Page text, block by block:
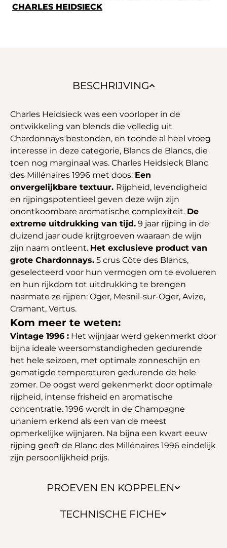
CHARLES HEIDSIECK
BESCHRIJVING
PROEVEN EN KOPPELEN
TECHNISCHE FICHE
Charles Heidsieck was een voorloper in de
ontwikkeling van blends die volledig uit
Chardonnays bestonden, en toonde al heel vroeg
interesse in deze categorie, Blancs de Blancs, die
toen nog marginaal was. Charles Heidsieck Blanc
des Millénaires 1996 met doos: Een
onvergelijkbare textuur. Rijpheid, levendigheid
en rijpingspotentieel geven deze wijn zijn
onontkoombare aromatische complexiteit. De
extreme uitdrukking van tijd. 9 jaar rijping in de
duizend jaar oude krijtgroeven waaraan de wijn
zijn naam ontleent. Het exclusieve product van
grote Chardonnays. 5 crus Côte des Blancs,
geselecteerd voor hun vermogen om te evolueren
en hun rijkdom tot uitdrukking te brengen
naarmate ze rijpen: Oger, Mesnil-sur-Oger, Avize,
Cramant, Vertus.
Kom meer te weten:
Vintage 1996 : Het wijnjaar werd gekenmerkt door
bijna ideale weersomstandigheden gedurende
het hele seizoen, met optimale zonneschijn en
gematigde temperaturen gedurende de hele
zomer. De oogst werd gekenmerkt door optimale
rijpheid, intense frisheid en aromatische
concentratie. 1996 wordt in de Champagne
unaniem erkend als een van de meest
opmerkelijke wijnjaren. Na bijna een kwart eeuw
rijping geeft de Blanc des Millénaires 1996 eindelijk
zijn persoonlijkheid prijs.